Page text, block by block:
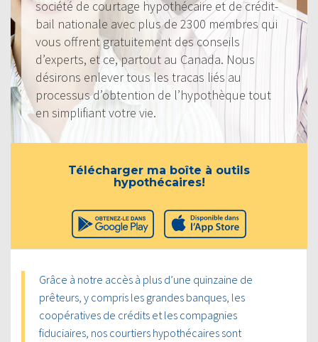
société de courtage hypothécaire et de crédit-
bail nationale avec plus de 2300 membres qui
vous offrent gratuitement des conseils
d’experts, et ce, partout au Canada. Nous
désirons enlever tous les tracas liés au
processus d’obtention de l’hypothèque tout
en simplifiant votre vie.
Télécharger ma boîte à outils
hypothécaires!
Grâce à notre accès à plus d’une quinzaine de
prêteurs, y compris les grandes banques, les
coopératives de crédits et les compagnies
fiduciaires, nos courtiers hypothécaires sont